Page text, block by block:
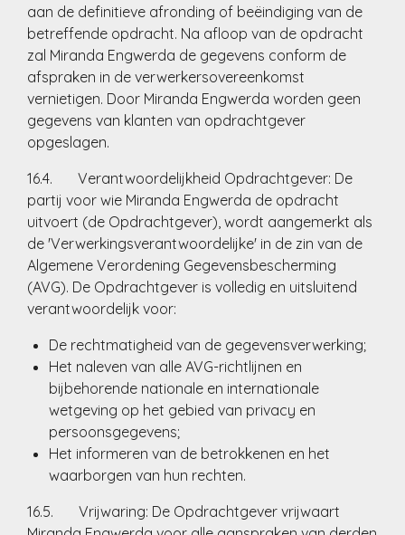
aan de definitieve afronding of beëindiging van de
betreffende opdracht. Na afloop van de opdracht
zal Miranda Engwerda de gegevens conform de
afspraken in de verwerkersovereenkomst
vernietigen. Door Miranda Engwerda worden geen
gegevens van klanten van opdrachtgever
opgeslagen.
16.4. Verantwoordelijkheid Opdrachtgever: De
partij voor wie Miranda Engwerda de opdracht
uitvoert (de Opdrachtgever), wordt aangemerkt als
de 'Verwerkingsverantwoordelijke' in de zin van de
Algemene Verordening Gegevensbescherming
(AVG). De Opdrachtgever is volledig en uitsluitend
verantwoordelijk voor:
De rechtmatigheid van de gegevensverwerking;
Het naleven van alle AVG-richtlijnen en
bijbehorende nationale en internationale
wetgeving op het gebied van privacy en
persoonsgegevens;
Het informeren van de betrokkenen en het
waarborgen van hun rechten.
16.5. Vrijwaring: De Opdrachtgever vrijwaart